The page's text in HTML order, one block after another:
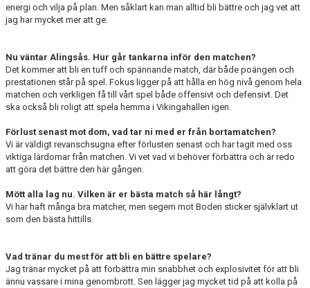
energi och vilja på plan. Men såklart kan man alltid bli bättre och jag vet att
jag har mycket mer att ge.
Nu väntar Alingsås. Hur går tankarna inför den matchen?
Det kommer att bli en tuff och spännande match, där både poängen och
prestationen står på spel. Fokus ligger på att hålla en hög nivå genom hela
matchen och verkligen få till vårt spel både offensivt och defensivt. Det
ska också bli roligt att spela hemma i Vikingahallen igen.
Förlust senast mot dom, vad tar ni med er från bortamatchen?
Vi är väldigt revanschsugna efter förlusten senast och har tagit med oss
viktiga lärdomar från matchen. Vi vet vad vi behöver förbättra och är redo
att göra det bättre den här gången.
Mött alla lag nu. Vilken är er bästa match så här långt?
Vi har haft många bra matcher, men segern mot Boden sticker självklart ut
som den bästa hittills.
Vad tränar du mest för att bli en bättre spelare?
Jag tränar mycket på att förbättra min snabbhet och explosivitet för att bli
ännu vassare i mina genombrott. Sen lägger jag mycket tid på att kolla på